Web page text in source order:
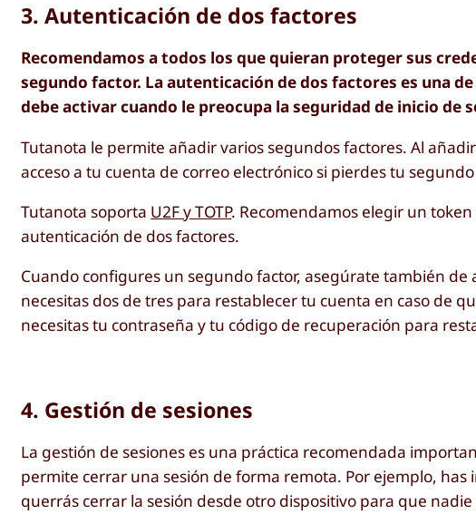
3. Autenticación de dos factores
Recomendamos a todos los que quieran proteger sus
segundo factor. La autenticación de dos factores es una
debe activar cuando le preocupa la seguridad de inicio de
Tutanota le permite añadir varios segundos factores. Al
acceso a tu cuenta de correo electrónico si pierdes tu
Tutanota soporta U2F y TOTP. Recomendamos elegir un
autenticación de dos factores.
Cuando configures un segundo factor, asegúrate también
necesitas dos de tres para restablecer tu cuenta en caso de
necesitas tu contraseña y tu código de recuperación para
4. Gestión de sesiones
La gestión de sesiones es una práctica recomendada
permite cerrar una sesión de forma remota. Por ejemplo,
querrás cerrar la sesión desde otro dispositivo para que